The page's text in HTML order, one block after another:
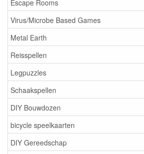
Escape Rooms
Virus/Microbe Based Games
Metal Earth
Reisspellen
Legpuzzles
Schaakspellen
DIY Bouwdozen
bicycle speelkaarten
DIY Gereedschap